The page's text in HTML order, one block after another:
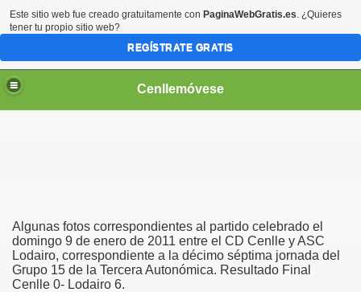
Cenllemóvese
Algunas fotos correspondientes al partido celebrado el
domingo 9 de enero de 2011 entre el CD Cenlle y ASC
Lodairo, correspondiente a la décimo séptima jornada del
Grupo 15 de la Tercera Autonómica. Resultado Final
Cenlle 0- Lodairo 6.
Este sitio web fue creado gratuitamente con PaginaWebGratis.es. ¿Quieres
tener tu propio sitio web?
REGÍSTRATE GRATIS